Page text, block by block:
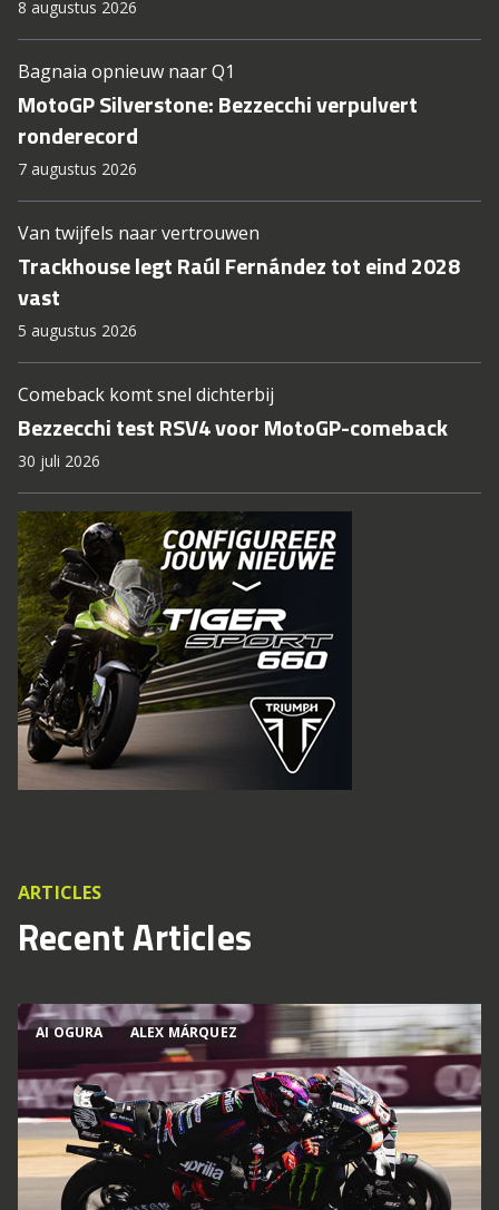
8 augustus 2026
Bagnaia opnieuw naar Q1
MotoGP Silverstone: Bezzecchi verpulvert
ronderecord
7 augustus 2026
Van twijfels naar vertrouwen
Trackhouse legt Raúl Fernández tot eind 2028
vast
5 augustus 2026
Comeback komt snel dichterbij
Bezzecchi test RSV4 voor MotoGP-comeback
30 juli 2026
ARTICLES
Recent Articles
AI OGURA ALEX MÁRQUEZ